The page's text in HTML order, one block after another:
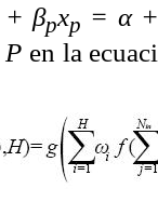
+ βpxp = α
P en la